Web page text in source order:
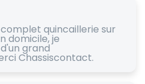
quincaillerie sur
domicile, je
grand
Chassiscontact.